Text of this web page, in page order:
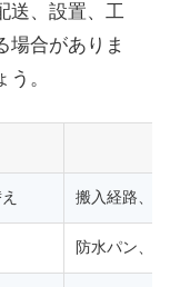
送、設置、工
場合がありま
。
搬入経路、
防水パン、